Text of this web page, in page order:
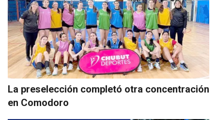
La preselección completó otra concentración
en Comodoro